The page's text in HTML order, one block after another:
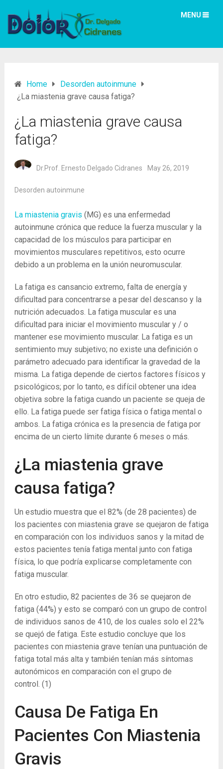
MENU
Home
Desorden autoinmune
¿La miastenia grave causa fatiga?
¿La miastenia grave causa
fatiga?
Dr.Prof. Ernesto Delgado Cidranes May 26, 2019
Desorden autoinmune
La miastenia gravis (MG) es una enfermedad
autoinmune crónica que reduce la fuerza muscular y la
capacidad de los músculos para participar en
movimientos musculares repetitivos, esto ocurre
debido a un problema en la unión neuromuscular.
La fatiga es cansancio extremo, falta de energía y
dificultad para concentrarse a pesar del descanso y la
nutrición adecuados. La fatiga muscular es una
dificultad para iniciar el movimiento muscular y / o
mantener ese movimiento muscular. La fatiga es un
sentimiento muy subjetivo; no existe una definición o
parámetro adecuado para identificar la gravedad de la
misma. La fatiga depende de ciertos factores físicos y
psicológicos; por lo tanto, es difícil obtener una idea
objetiva sobre la fatiga cuando un paciente se queja de
ello. La fatiga puede ser fatiga física o fatiga mental o
ambos. La fatiga crónica es la presencia de fatiga por
encima de un cierto límite durante 6 meses o más.
¿La miastenia grave
causa fatiga?
Un estudio muestra que el 82% (de 28 pacientes) de
los pacientes con miastenia grave se quejaron de fatiga
en comparación con los individuos sanos y la mitad de
estos pacientes tenía fatiga mental junto con fatiga
física, lo que podría explicarse completamente con
fatiga muscular.
En otro estudio, 82 pacientes de 36 se quejaron de
fatiga (44%) y esto se comparó con un grupo de control
de individuos sanos de 410, de los cuales solo el 22%
se quejó de fatiga. Este estudio concluye que los
pacientes con miastenia grave tenían una puntuación de
fatiga total más alta y también tenían más síntomas
autonómicos en comparación con el grupo de
control. (1)
Causa De Fatiga En
Pacientes Con Miastenia
Gravis